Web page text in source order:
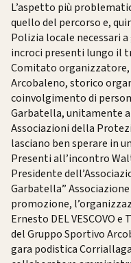
L’aspetto più
quello del percorso e,
Polizia locale necessari
incroci presenti lungo il
Comitato organizzatore,
Arcobaleno, storico
coinvolgimento di
Garbatella, unitamente
Associazioni della
lasciano ben sperare in
Presenti all’incontro
Presidente
Garbatella”
promozione,
Ernesto DEL VESCOVO
del Gruppo Sportivo
gara podistica